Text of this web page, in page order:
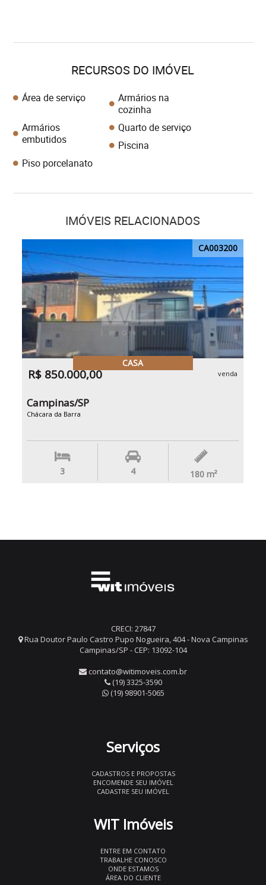
RECURSOS DO IMÓVEL
Área de serviço
Armários na
cozinha
Armários
embutidos
Quarto de serviço
Piscina
Piso porcelanato
IMÓVEIS RELACIONADOS
CA003200
CASA
R$ 850.000,00 venda
Campinas/SP
Chácara da Barra
3 4 180 m²
CRECI: 27847
Rua Doutor Paulo Castro Pupo Nogueira, 404 - Nova Campinas
Campinas/SP - CEP: 13092-104
contato@witimoveis.com.br
(19) 3325-3590
(19) 98901-5065
Serviços
CADASTROS E PROPOSTAS
ENCOMENDE SEU IMÓVEL
CADASTRE SEU IMÓVEL
WIT Imóveis
ENTRE EM CONTATO
TRABALHE CONOSCO
ONDE ESTAMOS
ÁREA DO CLIENTE